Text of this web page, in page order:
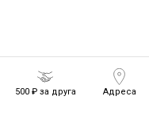
500 ₽ за друга Адреса